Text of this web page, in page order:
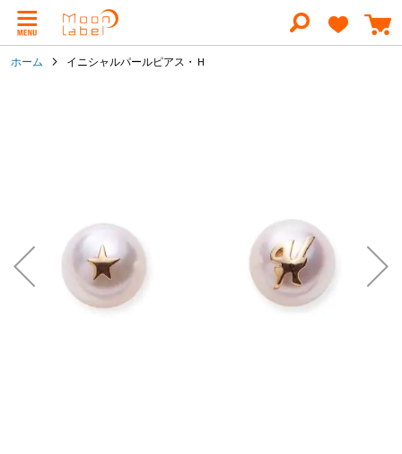
ン
ン
検
ホーム イニシャルパールピアス・Ｈ
最
後